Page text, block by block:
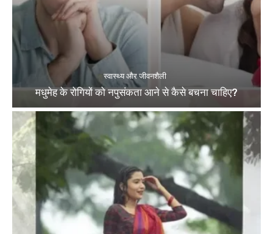
स्वास्थ्य और जीवनशैली
मधुमेह के रोगियों को नपुसंकता आने से कैसे बचना चाहिए?